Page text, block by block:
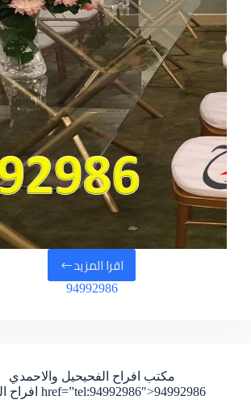
اقرا المزيد
افراح
المجد
94992986
مكتب افراح الفحيحيل والاحمدي
href=”tel:94992986″>94992986افراح